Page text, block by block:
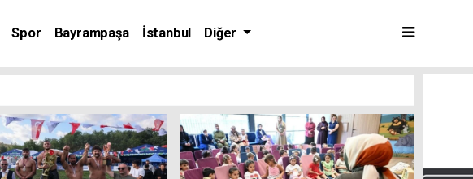
Spor Bayrampaşa İstanbul Diğer